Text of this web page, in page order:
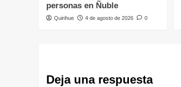
personas en Ñuble
Quirihue 4 de agosto de 2026 0
Deja una respuesta